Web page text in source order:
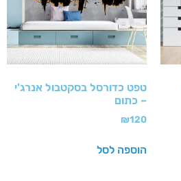
טפט כדורסל בסקטבול אנרג'י
– כתום
₪120
הוספה לסל